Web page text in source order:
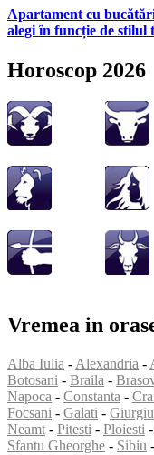
Apartament cu
alegi în funcție de stilul
Horoscop 2026
Vremea in
Alba Iulia - Alexandria -
Botosani - Braila -
Napoca - Constanta -
Focsani - Galati - Giurgiu
Neamt - Pitesti - Ploiesti -
Sfantu Gheorghe - Sibiu -